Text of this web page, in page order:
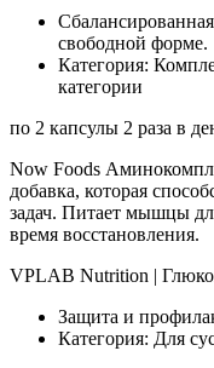
свободной форме.
Категория:
категории
по 2 капсулы 2 раза в
Now Foods
добавка, которая
задач. Питает мышцы
время восстановления.
VPLAB Nutrition |
Защита и
Категория: Для